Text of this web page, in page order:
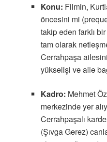
Konu: Filmin,
öncesini mi
takip eden farklı
tam olarak
Cerrahpaşa
yükselişi ve aile
Kadro: Mehmet
merkezinde yer
Cerrahpaşalı
(Şıvga Gerez)